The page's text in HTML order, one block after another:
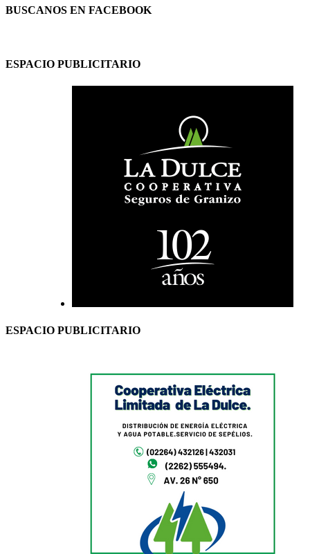
BUSCANOS EN FACEBOOK
ESPACIO PUBLICITARIO
ESPACIO PUBLICITARIO